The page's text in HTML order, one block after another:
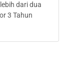
dari dua
3 Tahun